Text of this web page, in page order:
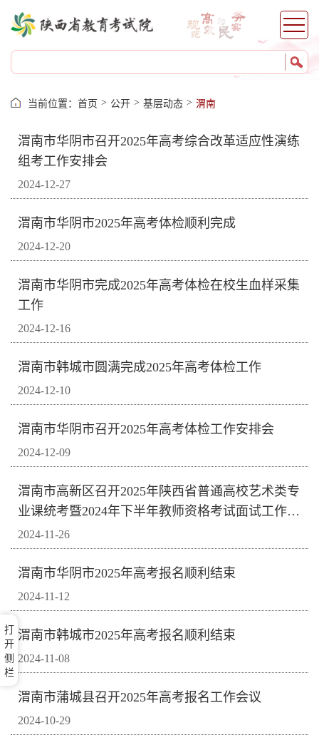
当前位置： 首页 > 公开 > 基层动态 > 渭南
打
开
侧
栏
渭南市华阴市召开2025年高考综合改革适应性演练
组考工作安排会
2024-12-27
渭南市华阴市2025年高考体检顺利完成
2024-12-20
渭南市华阴市完成2025年高考体检在校生血样采集
工作
2024-12-16
渭南市韩城市圆满完成2025年高考体检工作
2024-12-10
渭南市华阴市召开2025年高考体检工作安排会
2024-12-09
渭南市高新区召开2025年陕西省普通高校艺术类专
业课统考暨2024年下半年教师资格考试面试工作联
席会
2024-11-26
渭南市华阴市2025年高考报名顺利结束
2024-11-12
渭南市韩城市2025年高考报名顺利结束
2024-11-08
渭南市蒲城县召开2025年高考报名工作会议
2024-10-29